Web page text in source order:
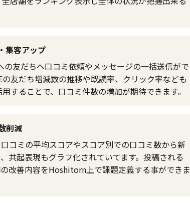
集客アップ
友だちへ口コミ依頼やメッセージの一括送信がで
友だち増減数の推移や既読率、クリック率なども
することで、口コミ件数の増加が期待できます。
削減
コミの平均スコアやスコア別での口コミ数から新
共起表現もグラフ化されていてます。投稿される
改善内容をHoshitorn上で課題定義する事ができま